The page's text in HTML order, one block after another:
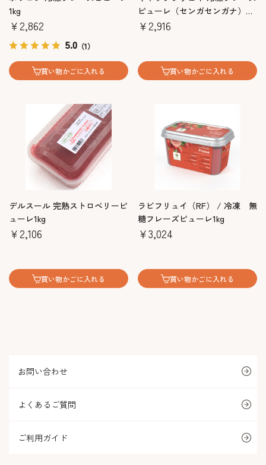
1kg
￥2,862
5.0 （1）
買い物かごに入れる
ピューレ（センガセンガナ）
1kg（無糖）
￥2,916
買い物かごに入れる
デルスール 完熟ストロベリーピ
ューレ1kg
￥2,106
買い物かごに入れる
ラビフリュイ（RF） / 冷凍 無
糖フレーズピューレ1kg
￥3,024
買い物かごに入れる
お問い合わせ
よくあるご質問
ご利用ガイド